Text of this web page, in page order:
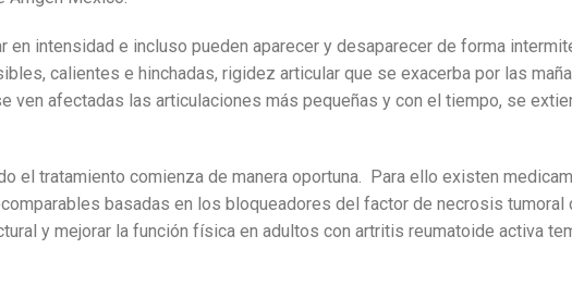
en intensidad e incluso pueden aparecer y desaparecer de forma
calientes e hinchadas, rigidez articular que se exacerba por las
ven afectadas las articulaciones más pequeñas y con el tiempo, se
el tratamiento comienza de manera oportuna. Para ello existen
basadas en los bloqueadores del factor de necrosis tumoral
y mejorar la función física en adultos con artritis reumatoide activa